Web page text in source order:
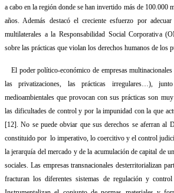
a cabo en la región donde se han invertido más de 100.000
años. Además destacó el creciente esfuerzo por
multilaterales a la Responsabilidad Social Corporativa
sobre las prácticas que violan los derechos humanos de los
El poder político-económico de empresas
las privatizaciones, las prácticas irregulares…),
medioambientales que provocan con sus prácticas son
las dificultades de control y por la impunidad con la que
[12] . No se puede obviar que sus derechos se aferran al
constituido por lo imperativo, lo coercitivo y el control
la jerarquía del mercado y de la acumulación de capital de
sociales. Las empresas transnacionales desterritorializan
fracturan los diferentes sistemas de regulación y